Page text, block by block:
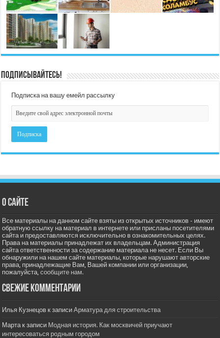
Подписывайтесь!
Подписка на вашу емейл рассылку
О сайте
Все материалы на данном сайте взяты из открытых источников - имеют
обратную ссылку на материал в интернете или присланы посетителями
сайта и предоставляются исключительно в ознакомительных целях.
Права на материалы принадлежат их владельцам. Администрация
сайта ответственности за содержание материала не несет. Если Вы
обнаружили на нашем сайте материалы, которые нарушают авторские
права, принадлежащие Вам, Вашей компании или организации,
пожалуйста,сообщите нам.
Свежие комментарии
Илья Кузнецов к записиАрматура для строительства
Марта к записи Модная история. Как москвичей приучают
интересоваться родным городом